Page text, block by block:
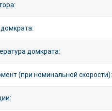
домкрата:
(при номинальной скорости):